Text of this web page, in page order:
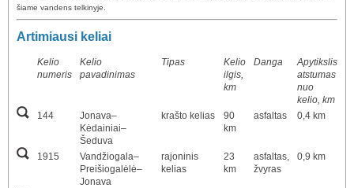
šiame vandens telkinyje.
Artimiausi keliai
Kelio
numeris
Kelio
pavadinimas
Tipas
Kelio
ilgis,
km
Danga
Apytikslis
atstumas
nuo
kelio, km
144
Jonava–
Kėdainiai–
Šeduva
krašto kelias
90
km
asfaltas 0,4 km
1915
Vandžiogala–
Preišiogalėlė–
Jonava
rajoninis
kelias
23
km
asfaltas,
žvyras
0,9 km